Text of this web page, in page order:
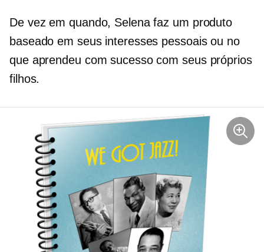
De vez em quando, Selena faz um produto
baseado em seus interesses pessoais ou no
que aprendeu com sucesso com seus próprios
filhos.